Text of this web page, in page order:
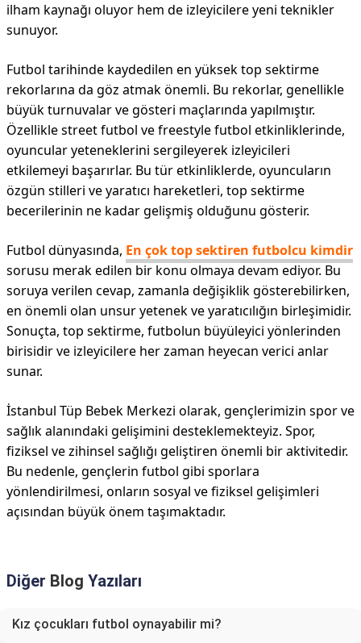
ilham kaynağı oluyor hem de izleyicilere yeni teknikler
sunuyor.
Futbol tarihinde kaydedilen en yüksek top sektirme
rekorlarına da göz atmak önemli. Bu rekorlar, genellikle
büyük turnuvalar ve gösteri maçlarında yapılmıştır.
Özellikle street futbol ve freestyle futbol etkinliklerinde,
oyuncular yeteneklerini sergileyerek izleyicileri
etkilemeyi başarırlar. Bu tür etkinliklerde, oyuncuların
özgün stilleri ve yaratıcı hareketleri, top sektirme
becerilerinin ne kadar gelişmiş olduğunu gösterir.
Futbol dünyasında, En çok top sektiren futbolcu kimdir
sorusu merak edilen bir konu olmaya devam ediyor. Bu
soruya verilen cevap, zamanla değişiklik gösterebilirken,
en önemli olan unsur yetenek ve yaratıcılığın birleşimidir.
Sonuçta, top sektirme, futbolun büyüleyici yönlerinden
birisidir ve izleyicilere her zaman heyecan verici anlar
sunar.
İstanbul Tüp Bebek Merkezi olarak, gençlerimizin spor ve
sağlık alanındaki gelişimini desteklemekteyiz. Spor,
fiziksel ve zihinsel sağlığı geliştiren önemli bir aktivitedir.
Bu nedenle, gençlerin futbol gibi sporlara
yönlendirilmesi, onların sosyal ve fiziksel gelişimleri
açısından büyük önem taşımaktadır.
Diğer Blog Yazıları
Kız çocukları futbol oynayabilir mi?